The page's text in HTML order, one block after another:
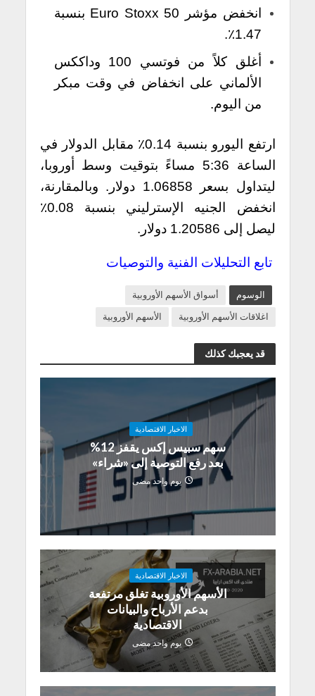
انخفض مؤشر Euro Stoxx 50 بنسبة
1.47٪.
أغلق كلاً من فوتسي 100 وداككس
الألماني على انخفاض في وقت مبكر
من اليوم.
ارتفع اليورو بنسبة 0.14٪ مقابل الدولار في
الساعة 5:36 مساءً بتوقيت وسط أوروبا،
ليتداول بسعر 1.06858 دولار. وبالمقارنة،
انخفض الجنيه الإسترليني بنسبة 0.08٪
ليصل إلى 1.20586 دولار.
تابع التحليلات الفنية والتوصيات
الوسوم
أسواق الأسهم الأوروبية
اغلاقات الأسهم الأوروبية
الأسهم الأوروبية
قد يعجبك كذلك
الاخبار الاقتصادية
سهم سبيس إكس يقفز 12%
بعد رفع التوصية إلى «شراء»
يوم واحد مضى
الاخبار الاقتصادية
الأسهم الأوروبية تغلق مرتفعة
بدعم الأرباح والبيانات
الاقتصادية
يوم واحد مضى